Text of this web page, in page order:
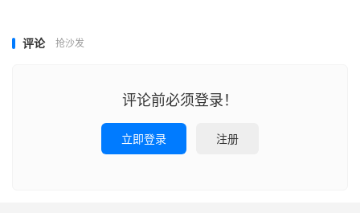
评论 抢沙发
评论前必须登录！
立即登录 注册